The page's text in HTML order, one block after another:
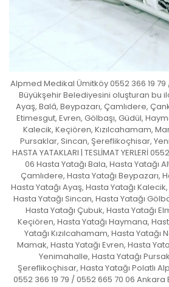
Alpmed Medikal Ümitköy 0552 366 19
Büyükşehir Belediyesini oluşturan bu
Ayaş, Balâ, Beypazarı, Çamlıdere,
Etimesgut, Evren, Gölbaşı, Güdül,
Kalecik, Keçiören, Kızılcahamam,
Pursaklar, Sincan, Şereflikoçhisar,
HASTA YATAKLARI | TESLİMAT YERLERİ
06 Hasta Yatağı Bala, Hasta Yatağı
Çamlıdere, Hasta Yatağı Beypazarı,
Hasta Yatağı Ayaş, Hasta Yatağı
Hasta Yatağı Sincan, Hasta Yatağı
Hasta Yatağı Çubuk, Hasta Yatağı
Keçiören, Hasta Yatağı Haymana,
Yatağı Kızılcahamam, Hasta Yatağı
Mamak, Hasta Yatağı Evren, Hasta
Yenimahalle, Hasta Yatağı
Şereflikoçhisar, Hasta Yatağı Polatlı
0552 366 19 79 / 0552 665 70 06